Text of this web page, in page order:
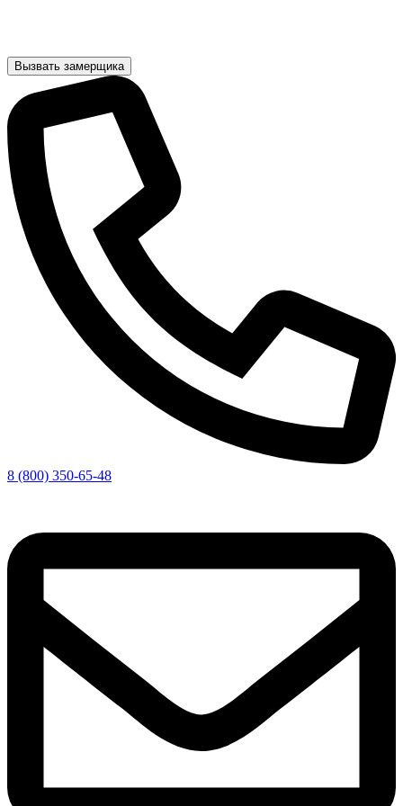
Вызвать замерщика
8 (800) 350-65-48